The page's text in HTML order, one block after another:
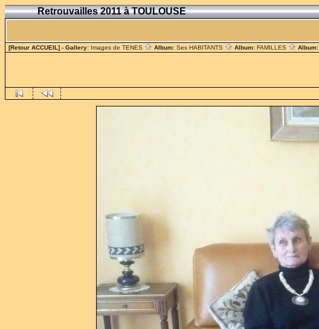
Retrouvailles 2011 à TOULOUSE
[Retour ACCUEIL] - Gallery: Images de TENES Album: Ses HABITANTS Album: FAMILLES Album: